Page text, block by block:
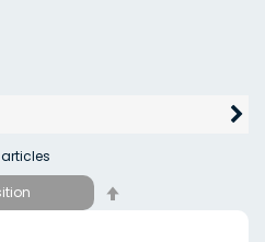
articles